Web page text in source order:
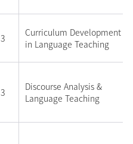
3
Curriculum Development
in Language Teaching
3
Discourse Analysis &
Language Teaching